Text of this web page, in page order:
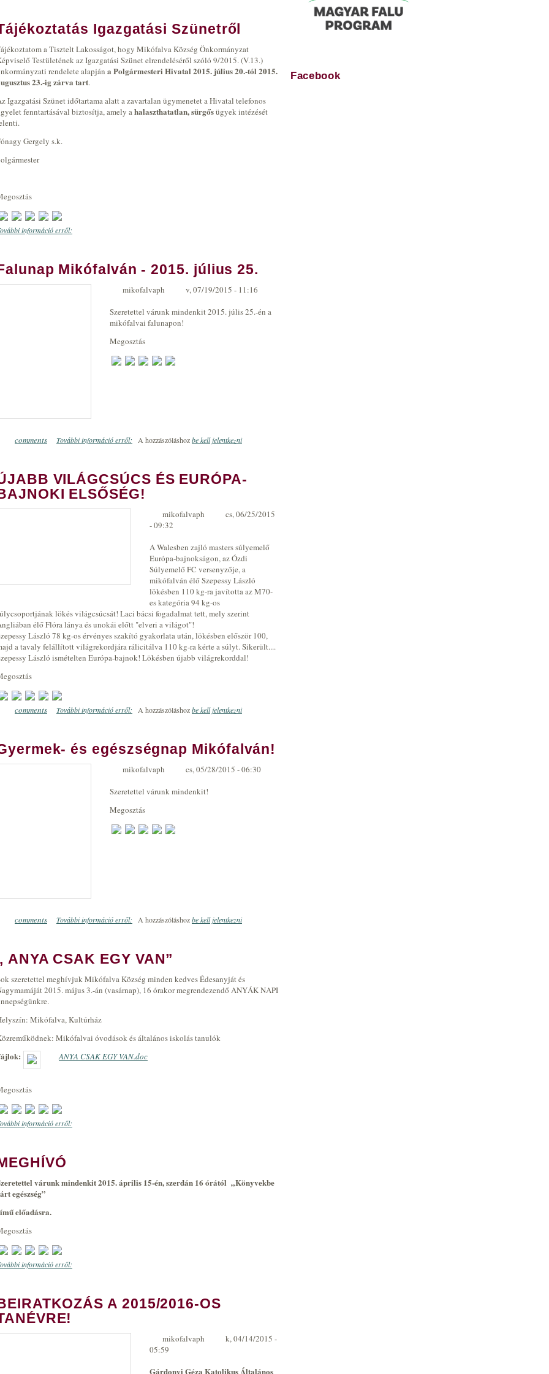
Igazgatási Szünetről
a Tisztelt Lakosságot, hogy Mikófalva Község Önkormányzat
Testületének az Igazgatási Szünet elrendeléséről szóló 9/2015. (V.13.)
rendelete alapján a Polgármesteri Hivatal 2015. július 20.-tól 2015.
23.-ig zárva tart.
Igazgatási Szünet időtartama alatt a zavartalan ügymenetet a Hivatal telefonos
fenntartásával biztosítja, amely ahalaszthatatlan, sürgősügyek intézését
Gergely s.k.
információ erről:
Mikófalván - 2015. július 25.
mikofalvaph
v, 07/19/2015 - 11:16
Szeretettel várunk mindenkit 2015. júlis 25.-én a
mikófalvai falunapon!
Megosztás
comments További információ erről: Falunap Mikófalván - 2015. július 25.
A hozzászóláshozbe kell jelentkezni
VILÁGCSÚCS ÉS EURÓPA-
ELSŐSÉG!
mikofalvaph
cs, 06/25/2015
- 09:32
A Walesben zajló masters súlyemelő
Európa-bajnokságon, az Ózdi
Súlyemelő FC versenyzője, a
mikófalván élő Szepessy László
lökésben 110 kg-ra javította az M70-
es kategória 94 kg-os
lökés világcsúcsát! Laci bácsi fogadalmat tett, mely szerint
élő Flóra lánya és unokái előtt "elveri a világot"!
László 78 kg-os érvényes szakító gyakorlata után, lökésben először 100,
a tavaly felállított világrekordjára rálicitálva 110 kg-ra kérte a súlyt. Sikerült....
László ismételten Európa-bajnok! Lökésben újabb világrekorddal!
comments További információ erről: ÚJABB VILÁGCSÚCS ÉS EURÓPA-BAJNOKI ELSŐSÉG!
A hozzászóláshozbe kell jelentkezni
és egészségnap Mikófalván!
mikofalvaph
cs, 05/28/2015 - 06:30
Szeretettel várunk mindenkit!
Megosztás
comments További információ erről: Gyermek- és egészségnap Mikófalván!
A hozzászóláshozbe kell jelentkezni
ANYA CSAK EGY VAN”
szeretettel meghívjuk Mikófalva Község minden kedves Édesanyját és
2015. május 3.-án (vasárnap), 16 órakor megrendezendő ANYÁK NAPI
Mikófalva, Kultúrház
Mikófalvai óvodások és általános iskolás tanulók
ANYA CSAK EGY VAN.doc
információ erről:
várunk mindenkit 2015. április 15-én, szerdán 16 órától „Könyvekbe
egészség”
előadásra.
információ erről:
A 2015/2016-OS
mikofalvaph
k, 04/14/2015 -
05:59
Gárdonyi Géza Katolikus Általános
Facebook